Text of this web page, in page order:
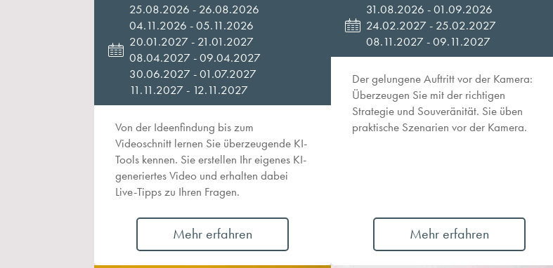
25.08.2026 - 26.08.2026
04.11.2026 - 05.11.2026
20.01.2027 - 21.01.2027
08.04.2027 - 09.04.2027
30.06.2027 - 01.07.2027
11.11.2027 - 12.11.2027
Von der Ideenfindung bis zum
Videoschnitt lernen Sie überzeugende KI-
Tools kennen. Sie erstellen Ihr eigenes KI-
generiertes Video und erhalten dabei
Live-Tipps zu Ihren Fragen.
Mehr erfahren
31.08.2026 - 01.09.2026
24.02.2027 - 25.02.2027
08.11.2027 - 09.11.2027
Der gelungene Auftritt vor der Kamera:
Überzeugen Sie mit der richtigen
Strategie und Souveränität. Sie üben
praktische Szenarien vor der Kamera.
Mehr erfahren